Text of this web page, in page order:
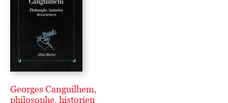
Georges Canguilhem,
philosophe, historien